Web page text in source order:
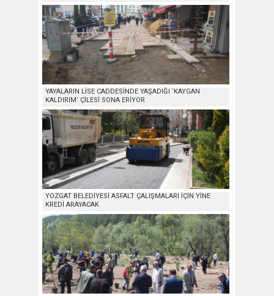
YAYALARIN LİSE CADDESİNDE YAŞADIĞI ‘KAYGAN
KALDIRIM’ ÇİLESİ SONA ERİYOR
YOZGAT BELEDİYESİ ASFALT ÇALIŞMALARI İÇİN YİNE
KREDİ ARAYACAK